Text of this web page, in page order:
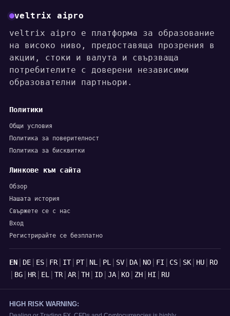
veltrix aipro
veltrix aipro е платформа за образование
на високо ниво, предоставяща прозрения в
акции, стоки и валута и свързваща
потребителите с доверени независими
образователни партньори.
Политики
Общи условия
Политика за поверителност
Политика за бисквитки
Линкове към сайта
Обзор
Нашата история
Свържете се с нас
Вход
Регистрирайте се безплатно
Езици
EN| DE| ES| FR| IT| PT| NL | PL | SV| DA| NO| FI CS| SK| HU| RO
BG| HR| EL | TR| AR| TH| ID| JA| KO| ZH| HI RU